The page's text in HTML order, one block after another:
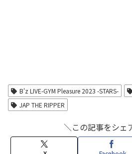
B'z LIVE-GYM Pleasure 2023 -STARS-
JAP THE RIPPER
＼この記事をシェ